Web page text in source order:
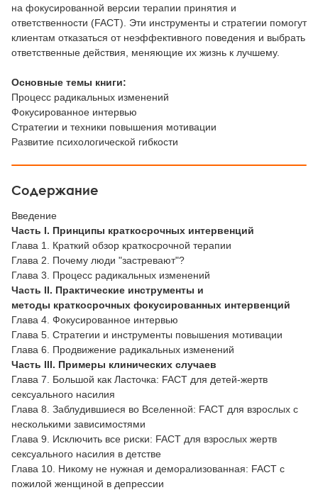
на фокусированной версии терапии принятия и
ответственности (FACT). Эти инструменты и стратегии помогут
клиентам отказаться от неэффективного поведения и выбрать
ответственные действия, меняющие их жизнь к лучшему.
Основные темы книги:
Процесс радикальных изменений
Фокусированное интервью
Стратегии и техники повышения мотивации
Развитие психологической гибкости
Содержание
Введение
Часть I. Принципы краткосрочных интервенций
Глава 1. Краткий обзор краткосрочной терапии
Глава 2. Почему люди "застревают"?
Глава 3. Процесс радикальных изменений
Часть II. Практические инструменты и
методы краткосрочных фокусированных интервенций
Глава 4. Фокусированное интервью
Глава 5. Стратегии и инструменты повышения мотивации
Глава 6. Продвижение радикальных изменений
Часть III. Примеры клинических случаев
Глава 7. Большой как Ласточка: FACT для детей-жертв
сексуального насилия
Глава 8. Заблудившиеся во Вселенной: FACT для взрослых с
несколькими зависимостями
Глава 9. Исключить все риски: FACT для взрослых жертв
сексуального насилия в детстве
Глава 10. Никому не нужная и деморализованная: FACT с
пожилой женщиной в депрессии